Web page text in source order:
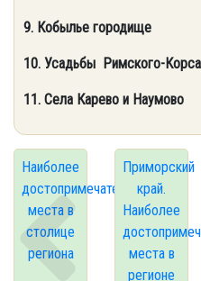
9. Кобылье городище
10. Усадьбы Римского-
11. Села Карево и Наумово
Наиболее
достопримечательные
места в
столице
региона
Приморский
край.
Наиболее
места в
регионе